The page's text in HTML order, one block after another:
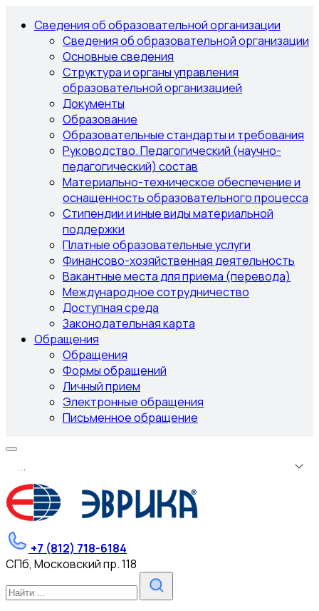
Сведения об образовательной организации
Сведения об образовательной организации
Основные сведения
Структура и органы управления
образовательной организацией
Документы
Образование
Образовательные стандарты и требования
Руководство. Педагогический (научно-
педагогический) состав
Материально-техническое обеспечение и
оснащенность образовательного процесса
Стипендии и иные виды материальной
поддержки
Платные образовательные услуги
Финансово-хозяйственная деятельность
Вакантные места для приема (перевода)
Международное сотрудничество
Доступная среда
Законодательная карта
Обращения
Обращения
Формы обращений
Личный прием
Электронные обращения
Письменное обращение
...
+7 (812) 718-6184
СПб, Московский пр. 118